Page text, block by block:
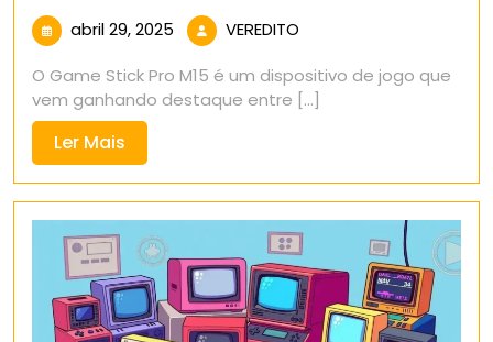
abril 29, 2025 abril
2025
VEREDITO
O Game Stick Pro M15 é um dispositivo de jogo que
vem ganhando destaque entre [...]
Ler Mais
Mais